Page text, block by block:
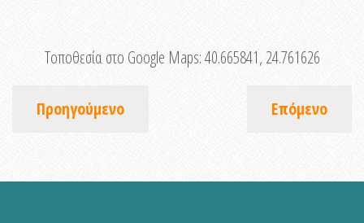
Τοποθεσία στο Google Maps:40.665841, 24.761626
Προηγούμενο Επόμενο